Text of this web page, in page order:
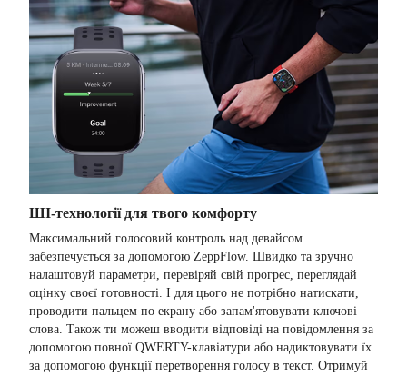
ШІ-технології для твого комфорту
Максимальний голосовий контроль над девайсом
забезпечується за допомогою ZeppFlow. Швидко та зручно
налаштовуй параметри, перевіряй свій прогрес, переглядай
оцінку своєї готовності. І для цього не потрібно натискати,
проводити пальцем по екрану або запам'ятовувати ключові
слова. Також ти можеш вводити відповіді на повідомлення за
допомогою повної QWERTY-клавіатури або надиктовувати їх
за допомогою функції перетворення голосу в текст. Отримуй